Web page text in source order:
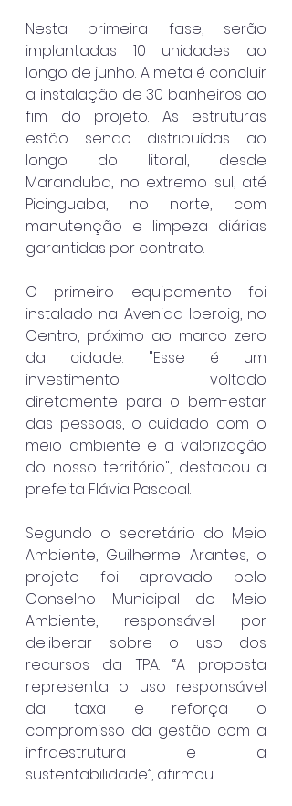
Nesta primeira fase, serão
implantadas 10 unidades ao
longo de junho. A meta é concluir
a instalação de 30 banheiros ao
fim do projeto. As estruturas
estão sendo distribuídas ao
longo do litoral, desde
Maranduba, no extremo sul, até
Picinguaba, no norte, com
manutenção e limpeza diárias
garantidas por contrato.
O primeiro equipamento foi
instalado na Avenida Iperoig, no
Centro, próximo ao marco zero
da cidade. "Esse é um
investimento voltado
diretamente para o bem-estar
das pessoas, o cuidado com o
meio ambiente e a valorização
do nosso território", destacou a
prefeita Flávia Pascoal.
Segundo o secretário do Meio
Ambiente, Guilherme Arantes, o
projeto foi aprovado pelo
Conselho Municipal do Meio
Ambiente, responsável por
deliberar sobre o uso dos
recursos da TPA. “A proposta
representa o uso responsável
da taxa e reforça o
compromisso da gestão com a
infraestrutura e a
sustentabilidade”, afirmou.